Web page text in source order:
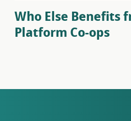
Who Else Benefits
Platform Co-ops